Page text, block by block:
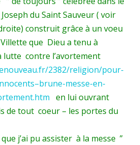
du Saint Sauveur ( voir
construit grâce à un voeu
que Dieu a tenu à
lutte contre l’avortement
2382/religion/pour-
messe-en-
en lui ouvrant
de tout coeur – les portes du
j’ai pu assister à la messe ”